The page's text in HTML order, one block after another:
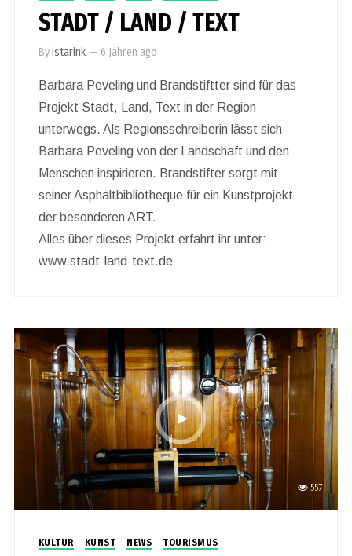
STADT / LAND / TEXT
Byistarink — 6 Jahren ago
Barbara Peveling und Brandstiftter sind für das
Projekt Stadt, Land, Text in der Region
unterwegs. Als Regionsschreiberin lässt sich
Barbara Peveling von der Landschaft und den
Menschen inspirieren. Brandstifter sorgt mit
seiner Asphaltbibliotheque für ein Kunstprojekt
der besonderen ART.
Alles über dieses Projekt erfahrt ihr unter:
www.stadt-land-text.de
557
KULTUR KUNST NEWS TOURISMUS